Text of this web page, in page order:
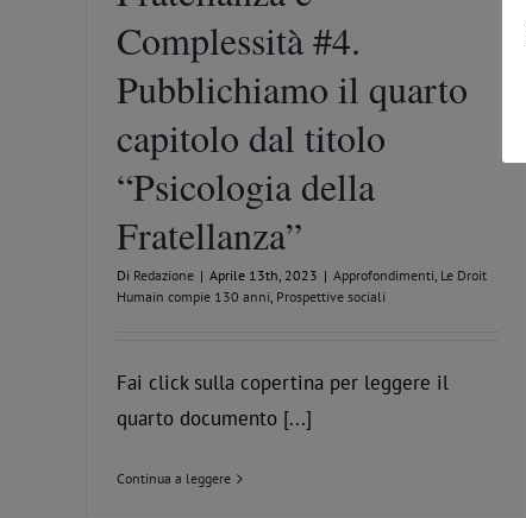
Complessità #4.
Pubblichiamo il quarto
capitolo dal titolo
“Psicologia della
Fratellanza”
Di Redazione | Aprile 13th, 2023 | Approfondimenti, Le Droit
Humain compie 130 anni, Prospettive sociali
Fai click sulla copertina per leggere il
quarto documento [...]
Continua a leggere